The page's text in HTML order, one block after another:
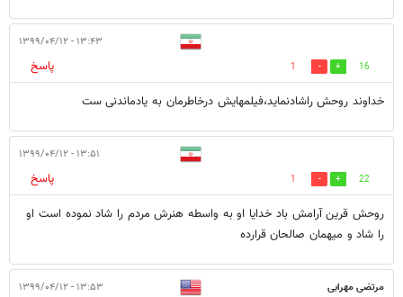
۱۳:۴۳ - ۱۳۹۹/۰۴/۱۲
16
1
پاسخ
خداوند روحش راشادنماید،فیلمهایش درخاطرمان به یادماندنی ست
۱۳:۵۱ - ۱۳۹۹/۰۴/۱۲
22
1
پاسخ
روحش قرین آرامش باد خدایا او به واسطه هنرش مردم را شاد نموده است او
را شاد و میهمان صالحان قرارده
مرتضی مهرابی ۱۳:۵۳ - ۱۳۹۹/۰۴/۱۲